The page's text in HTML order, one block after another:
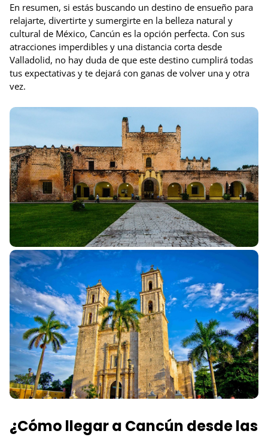
En resumen, si estás buscando un destino de ensueño para
relajarte, divertirte y sumergirte en la belleza natural y
cultural de México, Cancún es la opción perfecta. Con sus
atracciones imperdibles y una distancia corta desde
Valladolid, no hay duda de que este destino cumplirá todas
tus expectativas y te dejará con ganas de volver una y otra
vez.
¿Cómo llegar a Cancún desde las